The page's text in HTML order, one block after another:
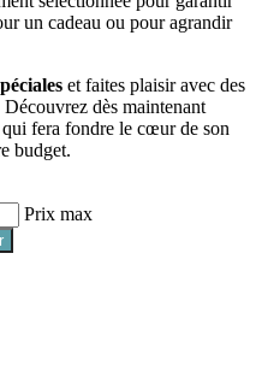
un cadeau ou pour agrandir
et faites plaisir avec des
Découvrez dès maintenant
fera fondre le cœur de son
budget.
Prix max